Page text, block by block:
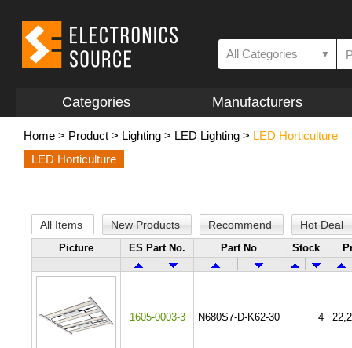
All Categories ▼
Categories Manufacturers
Home > Product > Lighting > LED Lighting > LED Horticulture
LED Horticulture
All Items New Products Recommend Hot Deal
Picture ES Part No. Part No Stock
1605-0003-3 N680S7-D-K62-30 4